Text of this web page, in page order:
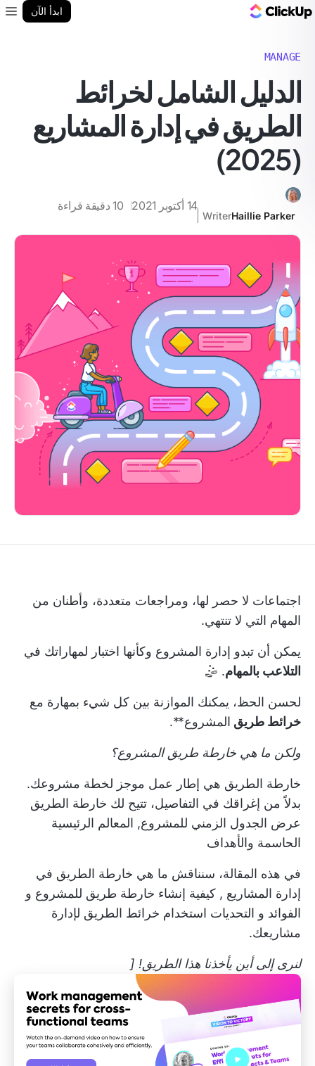
ابدأ الآن
MANAGE
الدليل الشامل لخرائط
الطريق في إدارة المشاريع
(2025)
Haillie Parker
Writer
14 أكتوبر 2021 10 دقيقة قراءة
اجتماعات لا حصر لها، ومراجعات متعددة، وأطنان من
المهام التي لا تنتهي.
يمكن أن تبدو إدارة المشروع وكأنها اختبار لمهاراتك في
التلاعب بالمهام. 🤹
لحسن الحظ، يمكنك الموازنة بين كل شيء بمهارة مع
خرائط طريق المشروع**.
ولكن ما هي خارطة طريق المشروع؟
خارطة الطريق هي إطار عمل موجز لخطة مشروعك.
بدلاً من إغراقك في التفاصيل، تتيح لك خارطة الطريق
عرض الجدول الزمني للمشروع, المعالم الرئيسية
الحاسمة والأهداف
في هذه المقالة، سنناقش ما هي خارطة الطريق في
إدارة المشاريع , كيفية إنشاء خارطة طريق للمشروع و
الفوائد و التحديات استخدام خرائط الطريق لإدارة
مشاريعك.
لنرى إلى أين يأخذنا هذا الطريق! [